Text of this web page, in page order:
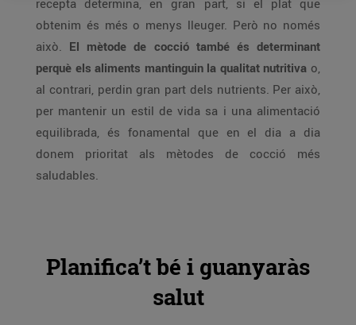
recepta determina, en gran part, si el plat que
obtenim és més o menys lleuger. Però no només
això. El mètode de cocció també és determinant
perquè els aliments mantinguin la qualitat nutritiva o,
al contrari, perdin gran part dels nutrients. Per això,
per mantenir un estil de vida sa i una alimentació
equilibrada, és fonamental que en el dia a dia
donem prioritat als mètodes de cocció més
saludables.
Planifica’t bé i guanyaràs
salut